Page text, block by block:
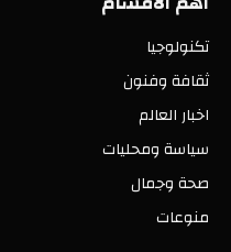
تكنولوجيا
ثقافة وفنون
اخبار العالم
سياسة ومحليات
صحة وجمال
منوعات